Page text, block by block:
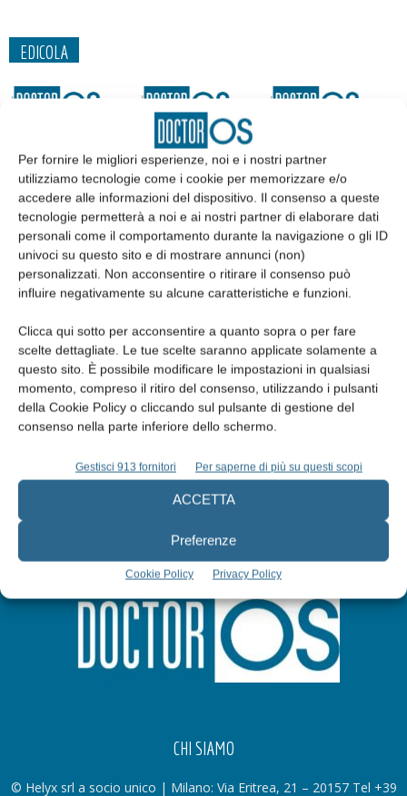
Per fornire le migliori esperienze, noi e i nostri partner
utilizziamo tecnologie come i cookie per memorizzare e/o
accedere alle informazioni del dispositivo. Il consenso a queste
tecnologie permetterà a noi e ai nostri partner di elaborare dati
personali come il comportamento durante la navigazione o gli ID
univoci su questo sito e di mostrare annunci (non)
personalizzati. Non acconsentire o ritirare il consenso può
influire negativamente su alcune caratteristiche e funzioni.
Clicca qui sotto per acconsentire a quanto sopra o per fare
scelte dettagliate. Le tue scelte saranno applicate solamente a
questo sito. È possibile modificare le impostazioni in qualsiasi
momento, compreso il ritiro del consenso, utilizzando i pulsanti
della Cookie Policy o cliccando sul pulsante di gestione del
consenso nella parte inferiore dello schermo.
Gestisci 913 fornitori Per saperne di più su questi scopi
ACCETTA
Preferenze
Cookie Policy Privacy Policy
EDICOLA
Edicola web
Abbonati
Iscriviti alla newsletter
CHI SIAMO
© Helyx srl a socio unico | Milano: Via Eritrea, 21 – 20157 Tel +39